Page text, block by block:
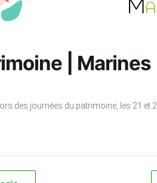
| Marines
des journées du patrimoine, les 21 et